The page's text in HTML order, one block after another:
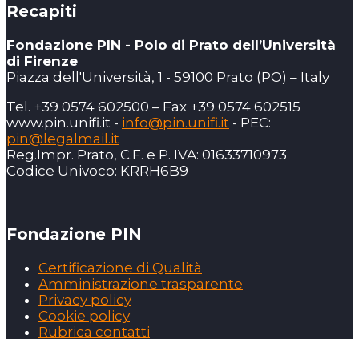
Recapiti
Fondazione PIN - Polo di Prato dell’Università
di Firenze
Piazza dell'Università, 1 - 59100 Prato (PO) – Italy
Tel. +39 0574 602500 – Fax +39 0574 602515
www.pin.unifi.it - info@pin.unifi.it - PEC:
pin@legalmail.it
Reg.Impr. Prato, C.F. e P. IVA: 01633710973
Codice Univoco: KRRH6B9
Fondazione PIN
Certificazione di Qualità
Amministrazione trasparente
Privacy policy
Cookie policy
Rubrica contatti